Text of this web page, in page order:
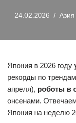
24.02.2026 Азия
Япония в 2026 году
рекорды по
апреля), роботы в
онсенами.
Япония на неделю